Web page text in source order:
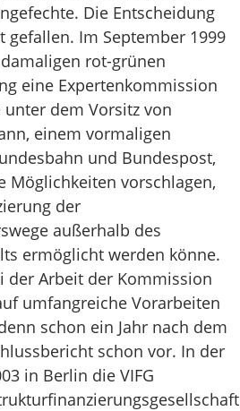
Die Entscheidung
gefallen. Im September 1999
rot-grünen
eine Expertenkommission
dem Vorsitz von
einem vormaligen
und Bundespost,
Möglichkeiten vorschlagen,
der
außerhalb des
ermöglicht werden könne.
der Arbeit der Kommission
umfangreiche Vorarbeiten
schon ein Jahr nach dem
schon vor. In der
in Berlin die VIFG